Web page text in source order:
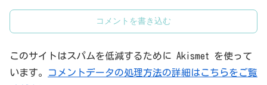
コメントを書き込む
このサイトはスパムを低減するために Akismet を使って
います。
コメントデータの処理方法の詳細はこちらをご覧